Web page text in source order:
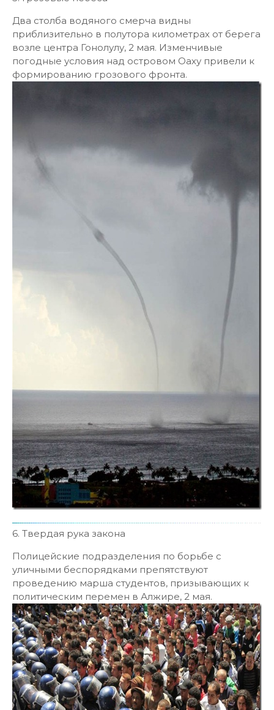
Два столба водяного смерча видны
приблизительно в полутора километрах от берега
возле центра Гонолулу, 2 мая. Изменчивые
погодные условия над островом Оаху привели к
формированию грозового фронта.
6. Твердая рука закона
Полицейские подразделения по борьбе с
уличными беспорядками препятствуют
проведению марша студентов, призывающих к
политическим перемен в Алжире, 2 мая.